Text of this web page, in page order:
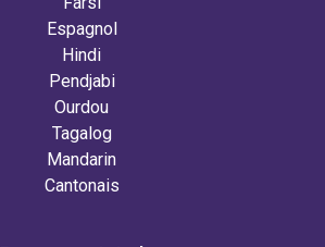
Espagnol
Hindi
Pendjabi
Ourdou
Tagalog
Mandarin
Cantonais